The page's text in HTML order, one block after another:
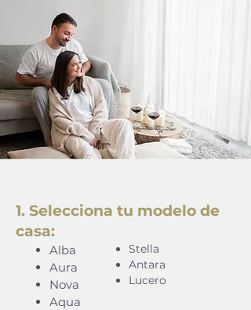
1. Selecciona tu modelo de
casa:
Alba
Aura
Nova
Aqua
Stella
Antara
Lucero